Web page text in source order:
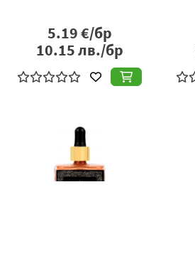
5.19€/бр
10.15лв./бр